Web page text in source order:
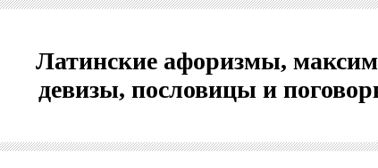
Латинские афоризмы,
девизы, пословицы и